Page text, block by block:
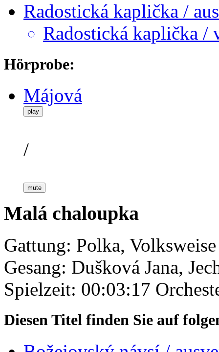
Radostická kaplička /
Radostická kaplička /
Hörprobe:
Májová
play
/
mute
Malá chaloupka
Gattung: Polka, Volksweise
Gesang: Dušková Jana,
Spielzeit: 00:03:17
Diesen Titel finden Sie auf